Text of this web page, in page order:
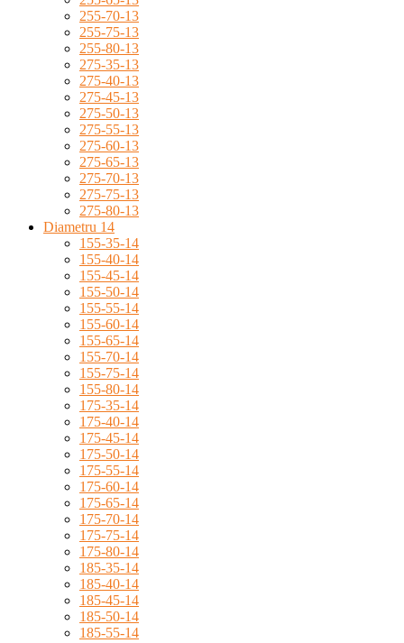
255-70-13
255-75-13
255-80-13
275-35-13
275-40-13
275-45-13
275-50-13
275-55-13
275-60-13
275-65-13
275-70-13
275-75-13
275-80-13
Diametru 14
155-35-14
155-40-14
155-45-14
155-50-14
155-55-14
155-60-14
155-65-14
155-70-14
155-75-14
155-80-14
175-35-14
175-40-14
175-45-14
175-50-14
175-55-14
175-60-14
175-65-14
175-70-14
175-75-14
175-80-14
185-35-14
185-40-14
185-45-14
185-50-14
185-55-14